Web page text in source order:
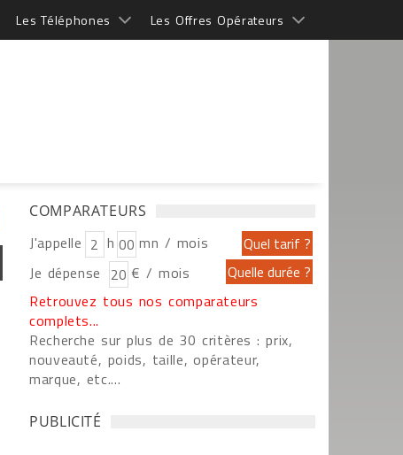
Les Téléphones Les Offres Opérateurs
COMPARATEURS
J'appelle h
mn / mois
Je dépense
€ / mois
Retrouvez tous nos comparateurs
complets...
Recherche sur plus de 30 critères : prix,
nouveauté, poids, taille, opérateur,
marque, etc....
PUBLICITÉ